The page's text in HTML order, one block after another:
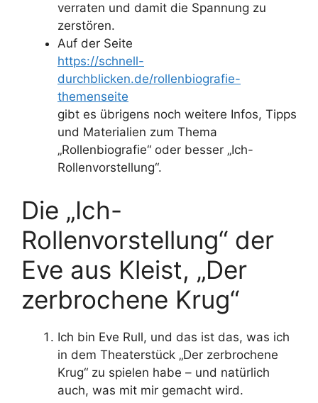
verraten und damit die Spannung zu
zerstören.
Auf der Seite
https://schnell-
durchblicken.de/rollenbiografie-
themenseite
gibt es übrigens noch weitere Infos, Tipps
und Materialien zum Thema
„Rollenbiografie“ oder besser „Ich-
Rollenvorstellung“.
Die „Ich-
Rollenvorstellung“ der
Eve aus Kleist, „Der
zerbrochene Krug“
Ich bin Eve Rull, und das ist das, was ich
in dem Theaterstück „Der zerbrochene
Krug“ zu spielen habe – und natürlich
auch, was mit mir gemacht wird.